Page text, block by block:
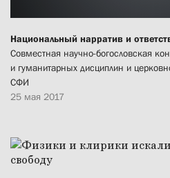
Национальный нарратив и
Совместная научно-богословская
и гуманитарных дисциплин и
СФИ
25 мая 2017